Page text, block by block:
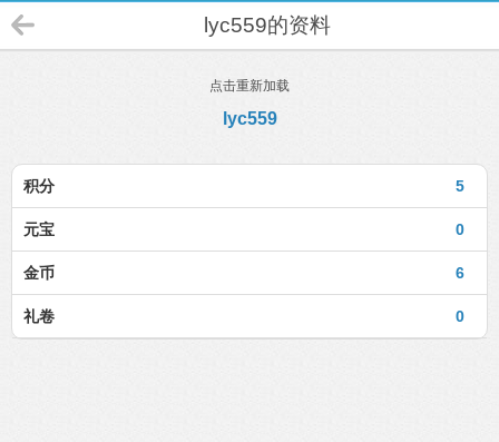
lyc559的资料
点击重新加载
lyc559
5
积分
0
元宝
6
金币
0
礼卷